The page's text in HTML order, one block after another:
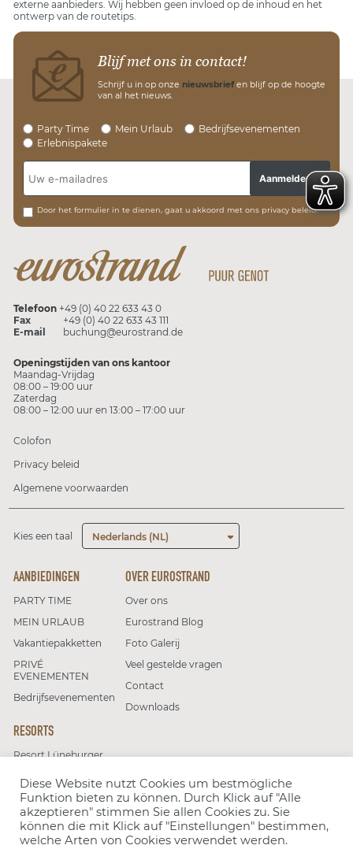
externe aanbieders. Wij hebben geen invloed op de inhoud en het
ontwerp van de routetips.
Blijf met ons in contact!
Schrijf u in op onze nieuwsbriefen blijf op de hoogte
van al het nieuws.
Party Time Mein Urlaub
Bedrijfsevenementen
Erlebnispakete
Door het formulier in te dienen, gaat u akkoord met ons privacy beleid.
Aanmelden
Telefoon +49 (0) 40 22 633 43 0
Fax
+49 (0) 40 22 633 43 111
E-mail
buchung@eurostrand.de
Openingstijden van ons kantoor
Maandag-Vrijdag
08:00 – 19:00 uur
Zaterdag
08:00 – 12:00 uur en 13:00 – 17:00 uur
Colofon
Privacy beleid
Algemene voorwaarden
Kies een taal Nederlands (NL)
AANBIEDINGEN
PARTY TIME
MEIN URLAUB
Vakantiepakketten
PRIVÉ
EVENEMENTEN
Bedrijfsevenementen
RESORTS
Resort Lüneburger
Resort Moseltal
OVER EUROSTRAND
Over ons
Eurostrand Blog
Foto Galerij
Veel gestelde vragen
Contact
Downloads
Volg ons
Diese Website nutzt Cookies um bestmögliche
Funktion bieten zu können. Durch Klick auf "Alle
akzeptieren" stimmen Sie allen Cookies zu. Sie
können die mit Klick auf "Einstellungen" bestimmen,
welche Arten von Cookies verwendet werden.